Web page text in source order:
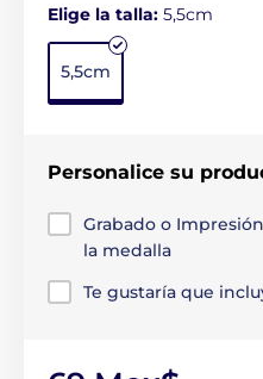
Elige la talla: 5,5cm
5,5cm
Personalice su
Grabado o
la medalla
Te gustaría que